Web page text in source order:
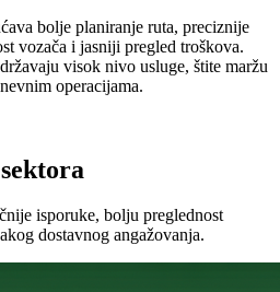
bolje planiranje ruta, preciznije
vozača i jasniji pregled troškova.
visok nivo usluge, štite maržu
operacijama.
isporuke, bolju preglednost
dostavnog angažovanja.